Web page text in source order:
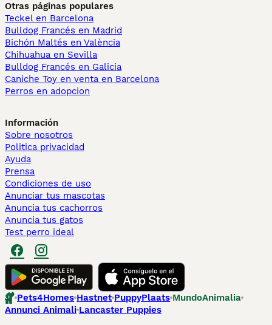
Otras páginas populares
Teckel en Barcelona
Bulldog Francés en Madrid
Bichón Maltés en València
Chihuahua en Sevilla
Bulldog Francés en Galicia
Caniche Toy en venta en Barcelona
Perros en adopcion
Información
Sobre nosotros
Politica privacidad
Ayuda
Prensa
Condiciones de uso
Anunciar tus mascotas
Anuncia tus cachorros
Anuncia tus gatos
Test perro ideal
Pets4Homes Hastnet PuppyPlaats MundoAnimalia
Annunci Animali Lancaster Puppies